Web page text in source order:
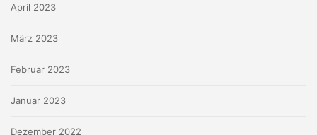
April 2023
März 2023
Februar 2023
Januar 2023
Dezember 2022